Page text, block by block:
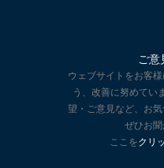
ご意
ウェブサイトをお客
う、改善に努めてい
望・ご意見など、お気
ぜひお聞
ここをクリ